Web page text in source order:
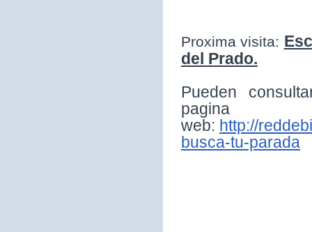
Proxima visita:
del Prado.
Pueden
pagina
web: http://
busca-tu-parada